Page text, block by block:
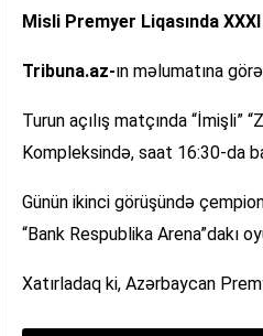
Misli Premyer Liqasında
Tribuna.az-ın məlumatına
Turun açılış matçında “İmişli”
Kompleksində, saat 16:30-da
Günün ikinci görüşündə
“Bank Respublika Arena”dakı
Xatırladaq ki, Azərbaycan